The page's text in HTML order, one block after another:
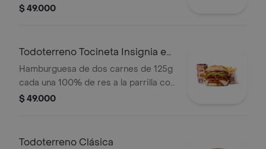
salsa bbq, tocineta, queso mozzarella,
$ 49.000
Todoterreno Tocineta Insignia en
combo
Hamburguesa de dos carnes de 125g
cada una 100% de res a la parrilla con
salsa BBQ, tocineta, queso
tomate y mostaza en pan papa +
$ 49.000
Todoterreno Clásica